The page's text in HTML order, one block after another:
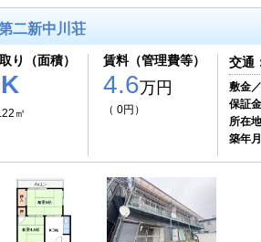
二新中川荘
り（面積）
㎡
賃料（管理費等）
4.6万円
（ 0円）
交通
敷金
保証
所在
築年